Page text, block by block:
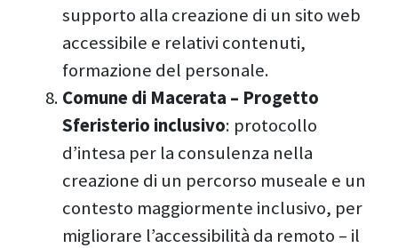
supporto alla creazione di un sito web
accessibile e relativi contenuti,
formazione del personale.
Comune di Macerata – Progetto
Sferisterio inclusivo: protocollo
d’intesa per la consulenza nella
creazione di un percorso museale e un
contesto maggiormente inclusivo, per
migliorare l’accessibilità da remoto – il